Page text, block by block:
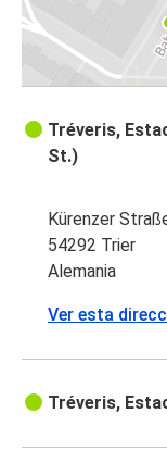
Tréveris,
St.)
Kürenzer
54292 Trier
Alemania
Ver esta
Tréveris,